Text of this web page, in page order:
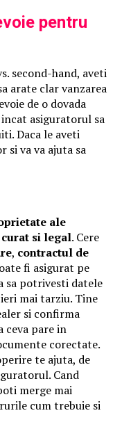
pentru
second-hand, aveti
arate clar vanzarea
de o dovada
asiguratorul sa
Daca le aveti
si va va ajuta sa
ale
si legal. Cere
, contractul de
fi asigurat pe
sa potrivesti datele
mai tarziu. Tine
si confirma
ceva pare in
corectate.
te ajuta, de
Cand
merge mai
cum trebuie si